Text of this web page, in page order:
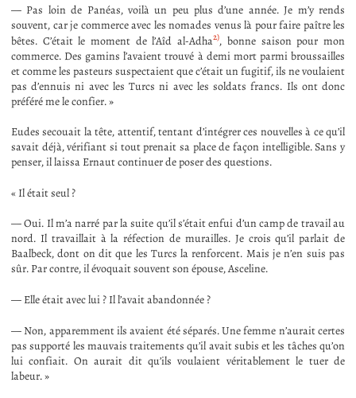
— Pas loin de Panéas, voilà un peu plus d’une année. Je m’y rends
souvent, car je commerce avec les nomades venus là pour faire paître les
bêtes. C’était le moment de l’Aîd al-Adha2), bonne saison pour mon
commerce. Des gamins l’avaient trouvé à demi mort parmi broussailles
et comme les pasteurs suspectaient que c’était un fugitif, ils ne voulaient
pas d’ennuis ni avec les Turcs ni avec les soldats francs. Ils ont donc
préféré me le confier. »
Eudes secouait la tête, attentif, tentant d’intégrer ces nouvelles à ce qu’il
savait déjà, vérifiant si tout prenait sa place de façon intelligible. Sans y
penser, il laissa Ernaut continuer de poser des questions.
« Il était seul ?
— Oui. Il m’a narré par la suite qu’il s’était enfui d’un camp de travail au
nord. Il travaillait à la réfection de murailles. Je crois qu’il parlait de
Baalbeck, dont on dit que les Turcs la renforcent. Mais je n’en suis pas
sûr. Par contre, il évoquait souvent son épouse, Asceline.
— Elle était avec lui ? Il l’avait abandonnée ?
— Non, apparemment ils avaient été séparés. Une femme n’aurait certes
pas supporté les mauvais traitements qu’il avait subis et les tâches qu’on
lui confiait. On aurait dit qu’ils voulaient véritablement le tuer de
labeur. »